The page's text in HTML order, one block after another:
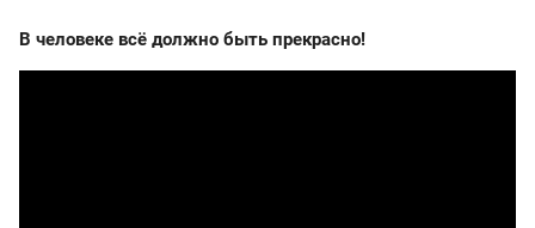
В человеке всё должно быть прекрасно!